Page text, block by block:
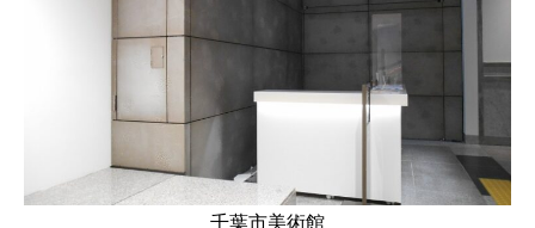
千葉市美術館